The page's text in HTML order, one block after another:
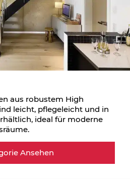
aus robustem High
leicht, pflegeleicht und in
ideal für moderne
Ansehen